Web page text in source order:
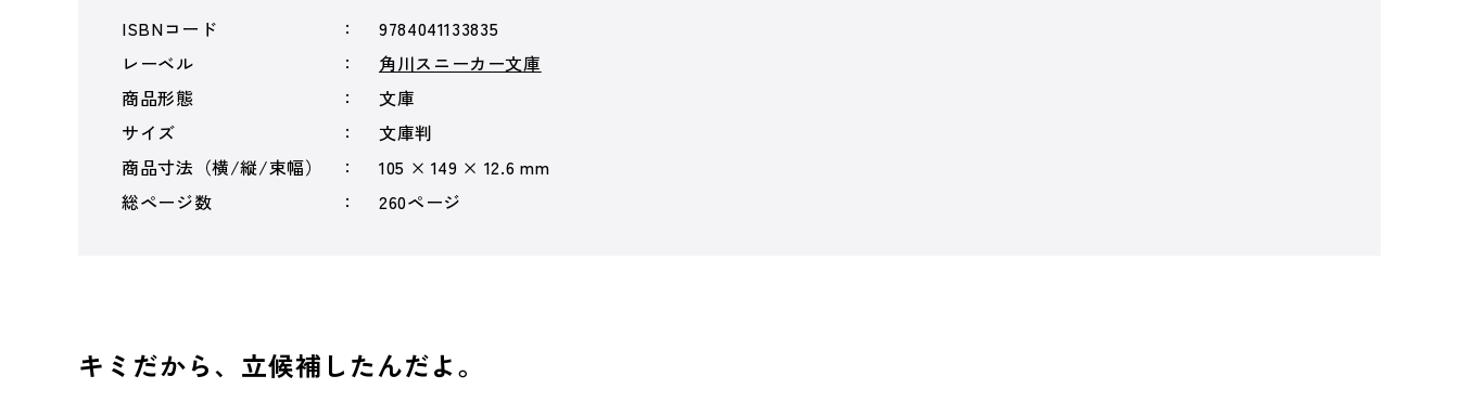
ISBNコード
9784041133835
レーベル
角川スニーカー文庫
商品形態
文庫
サイズ
文庫判
商品寸法（横/縦/束幅）
105 × 149 × 12.6 mm
総ページ数
260ページ
キミだから、立候補したんだよ。